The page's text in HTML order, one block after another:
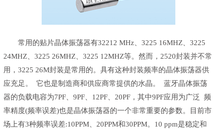
常用的贴片晶体振荡器有32212 MHz、3225 16MHZ、3225
24MHZ、3225 26MHZ、3225 12MHZ等。然而，2520封装并不常
用，3225 26M封装是常用的。具有这种封装频率的晶体振荡器供
应充足。 它也是制造商和供应商常提供的水晶。 蓝牙晶体振荡
器的负载电容为7PF、9PF、12PF、20PF，其中9PF应用为广泛 频
率精度(频率误差)也是晶体振荡器的一个非常重要的参数。目前市
场上有3种频率误差:10PPM、20PPM和30PPM。10 ppm是稳定和